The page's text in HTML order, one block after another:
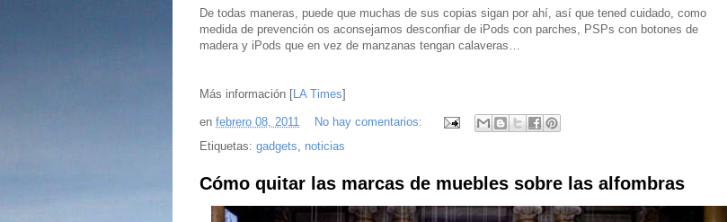
De todas maneras, puede que muchas de sus copias sigan por ahí, así que tened cuidado, como
medida de prevención os aconsejamos desconfiar de iPods con parches, PSPs con botones de
madera y iPods que en vez de manzanas tengan calaveras…
Más información [LA Times]
en febrero 08, 2011
No hay comentarios:
Etiquetas: gadgets, noticias
Cómo quitar las marcas de muebles sobre las alfombras